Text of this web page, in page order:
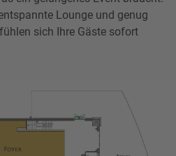
Lounge und genug
sich Ihre Gäste sofort